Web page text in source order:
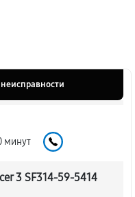
минут
3 SF314-59-5414